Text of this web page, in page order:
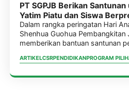
PT SGPJB Berikan
Yatim Piatu dan Siswa
Dalam rangka peringatan Hari
Shenhua Guohua Pembangkitan
memberikan bantuan santunan
ARTIKELCSRPENDIDIKANPROGRAM